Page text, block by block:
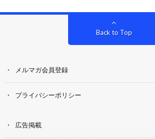
Back to Top
メルマガ会員登録
プライバシーポリシー
広告掲載